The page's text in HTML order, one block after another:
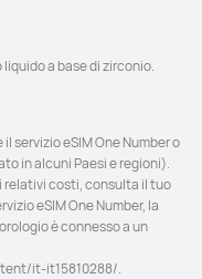
a base di zirconio.
servizio eSIM One Number o
in alcuni Paesi e regioni).
relativi costi, consulta il tuo
eSIM One Number, la
è connesso a un
it-it15810288/.